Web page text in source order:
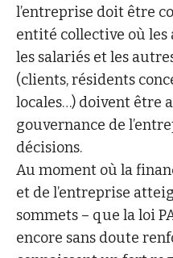
l’entreprise doit être
entité collective où
les salariés et les
(clients, résidents
locales…) doivent être
gouvernance de
décisions.
Au moment où la
et de l’entreprise
sommets – que la loi
encore sans doute